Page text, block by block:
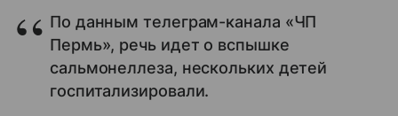
По данным телеграм-канала «ЧП
Пермь», речь идет о вспышке
сальмонеллеза, нескольких детей
госпитализировали.